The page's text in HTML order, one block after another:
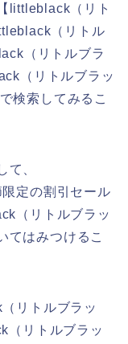
littleblack（リト
（リトル
（リトルブラ
（リトルブラッ
検索してみるこ
て、
定の割引セール
（リトルブラッ
てはみつけるこ
リトルブラッ
（リトルブラッ